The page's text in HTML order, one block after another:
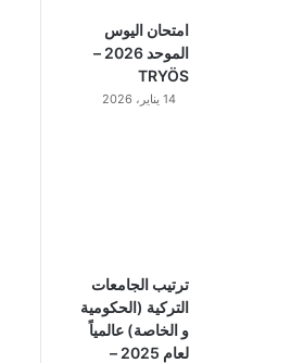
امتحان اليوس
الموحد 2026 –
TRYÖS
14 يناير، 2026
ترتيب الجامعات
التركية (الحكومية
و الخاصة) عالمياً
لعام 2025 –